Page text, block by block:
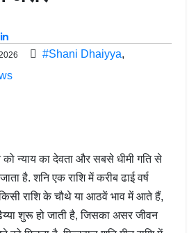
#Shani Dhaiyya,
को न्याय का देवता और सबसे धीमी गति से
है. शनि एक राशि में करीब ढाई वर्ष
राशि के चौथे या आठवें भाव में आते हैं,
शुरू हो जाती है, जिसका असर जीवन